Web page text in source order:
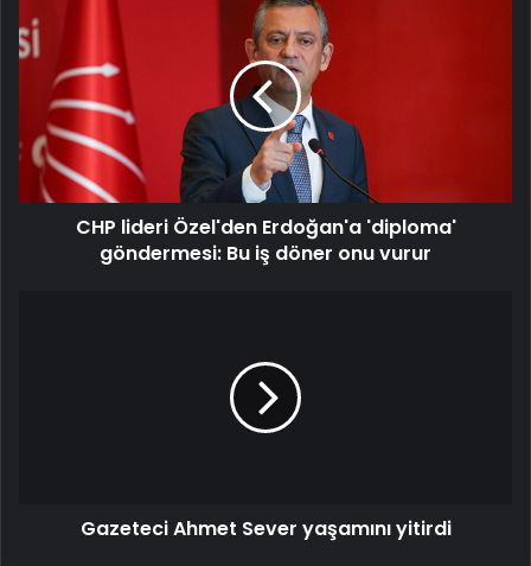
lideri
Özel'den
Erdoğan'a
'diploma'
göndermesi:
Bu
döner
CHP lideri Özel'den Erdoğan'a 'diploma'
göndermesi: Bu iş döner onu vurur
Gazeteci Ahmet Sever yaşamını yitirdi